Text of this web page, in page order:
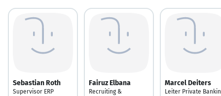
Sebastian Roth
Supervisor ERP
Fairuz Elbana
Recruiting &
Marcel Deiters
Leiter Private